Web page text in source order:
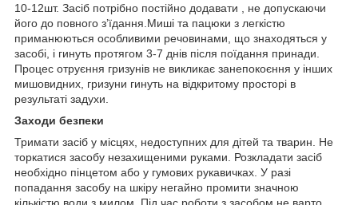
10-12шт. Засіб потрібно постійно додавати , не допускаючи
його до повного з’їдання.Миші та пацюки з легкістю
приманюються особливими речовинами, що знаходяться у
засобі, і гинуть протягом 3-7 днів після поїдання принади.
Процес отруєння гризунів не викликає занепокоєння у інших
мишовидних, гризуни гинуть на відкритому просторі в
результаті задухи.
Заходи безпеки
Тримати засіб у місцях, недоступних для дітей та тварин. Не
торкатися засобу незахищеними руками. Розкладати засіб
необхідно пінцетом або у гумових рукавичках. У разі
попадання засобу на шкіру негайно промити значною
кількістю води з милом. Під час роботи з засобом не варто